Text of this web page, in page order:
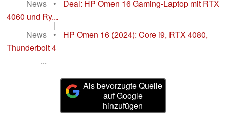
News
•
Deal: HP Omen 16 Gaming-Laptop mit RTX
4060 und Ry...
|
News
•
HP Omen 16 (2024): Core i9, RTX 4080,
Thunderbolt 4
...
Als bevorzugte Quelle
auf Google
hinzufügen